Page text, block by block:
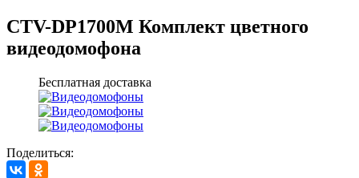
CTV-DP1700M Комплект цветного
видеодомофона
Бесплатная доставка
Поделиться: